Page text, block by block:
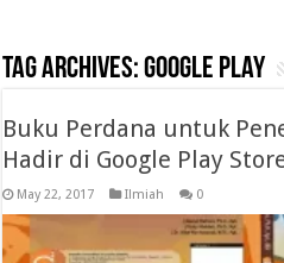
Tag Archives:google play
Buku Perdana untuk
Hadir di Google Play
May 22, 2017 Ilmiah 0